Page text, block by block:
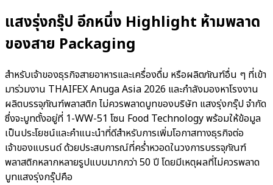
แสงรุ่งกรุ๊ป อีกหนึ่ง Highlight ห้ามพลาด
ของสาย Packaging
สำหรับเจ้าของธุรกิจสายอาหารและเครื่องดื่ม หรือผลิตภัณฑ์อื่น ๆ ที่เข้า
มาร่วมงาน THAIFEX Anuga Asia 2026 และกำลังมองหาโรงงาน
ผลิตบรรจุภัณฑ์พลาสติก ไม่ควรพลาดบูทของบริษัท แสงรุ่งกรุ๊ป จำกัด
ซึ่งจะบูทตั้งอยู่ที่ 1-WW-51 โซน Food Technology พร้อมให้ข้อมูล
เป็นประโยชน์และคำแนะนำที่ดีสำหรับการเพิ่มโอกาสทางธุรกิจต่อ
เจ้าของแบรนด์ ด้วยประสบการณ์ที่คร่ำหวอดในวงการบรรจุภัณฑ์
พลาสติกหลากหลายรูปแบบมากกว่า 50 ปี โดยมีเหตุผลที่ไม่ควรพลาด
บูทแสงรุ่งกรุ๊ปคือ